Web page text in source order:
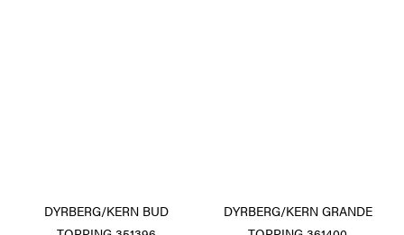
DYRBERG/KERN BUD
DYRBERG/KERN GRANDE